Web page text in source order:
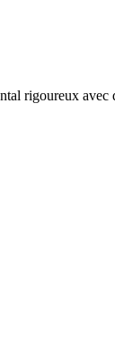
rigoureux avec